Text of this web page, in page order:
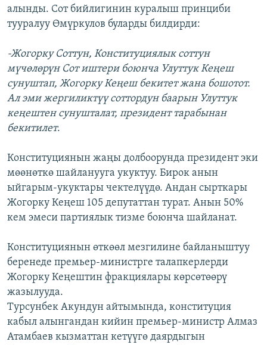
алынды. Сот бийлигинин куралыш принциби
тууралуу Өмүркулов буларды билдирди:
-Жогорку Соттун, Конституциялык соттун
мүчөлөрүн Сот иштери боюнча Улуттук Кеңеш
сунуштап, Жогорку Кеңеш бекитет жана бошотот.
Ал эми жергиликтүү соттордун баарын Улуттук
кеңештен сунушталат, президент тарабынан
бекитилет.
Конституциянын жаңы долбоорунда президент эки
мөөнөткө шайланууга укуктуу. Бирок анын
ыйгарым-укуктары чектелүүдө. Андан сырткары
Жогорку Кеңеш 105 депутаттан турат. Анын 50%
кем эмеси партиялык тизме боюнча шайланат.
Конституциянын өткөөл мезгилине байланыштуу
беренеде премьер-министрге талапкерлерди
Жогорку Кеңештин фракциялары көрсөтөөрү
жазылууда.
Турсунбек Акундун айтымында, конституция
кабыл алынгандан кийин премьер-министр Алмаз
Атамбаев кызматтан кетүүгө даярдыгын